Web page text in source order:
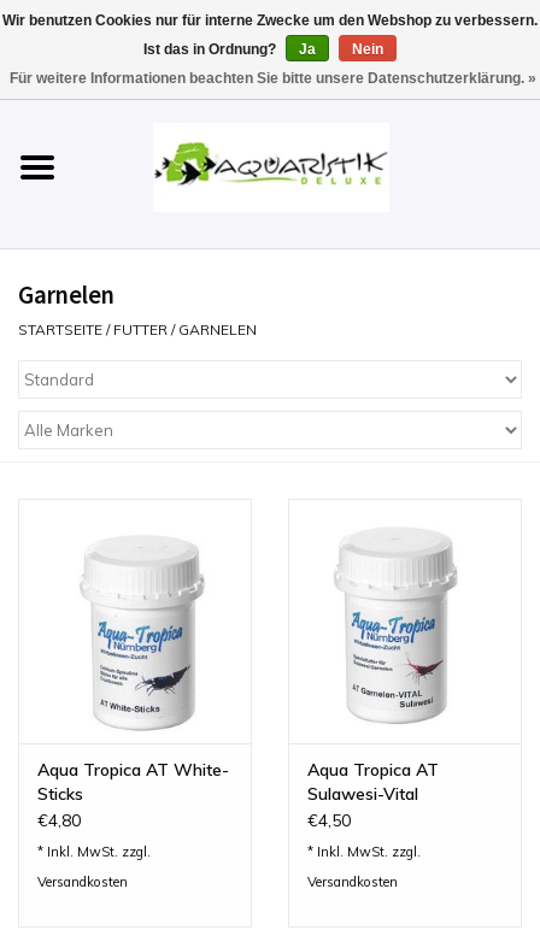
Aquarien
Technik
Einrichten & Gestalten
Lesestoff
Zubehör & Nützliches
ADA Amano
Produktvideos
Garnelen
STARTSEITE / FUTTER / GARNELEN
Aqua Tropica AT White-
Sticks
€4,80
* Inkl. MwSt. zzgl.
Versandkosten
Aqua Tropica AT
Sulawesi-Vital
€4,50
* Inkl. MwSt. zzgl.
Versandkosten
Wir benutzen Cookies nur für interne Zwecke um den Webshop zu verbessern.
Ist das in Ordnung?
Ja
Nein
Für weitere Informationen beachten Sie bitte unsere Datenschutzerklärung. »